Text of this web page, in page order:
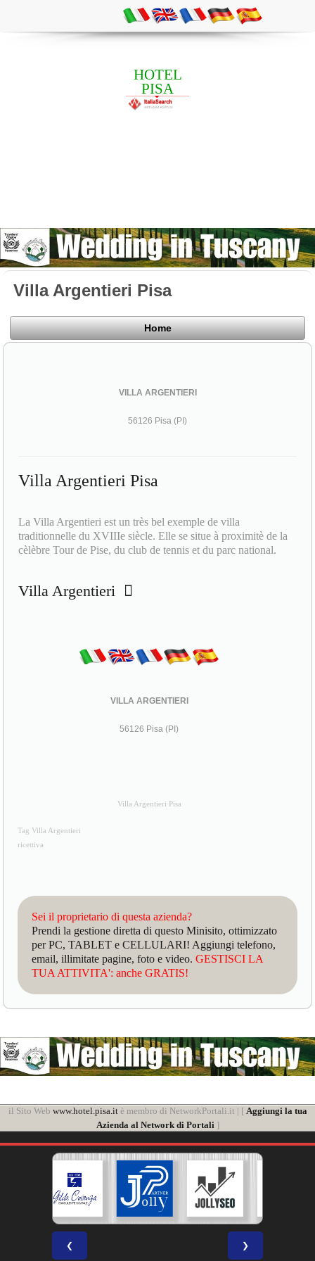
HOTEL
PISA
Villa Argentieri Pisa
Home
VILLA ARGENTIERI
56126 Pisa (PI)
Villa Argentieri Pisa
La Villa Argentieri est un très bel exemple de villa
traditionnelle du XVIIIe siècle. Elle se situe à proximitè de la
cèlèbre Tour de Pise, du club de tennis et du parc national.
Villa Argentieri
VILLA ARGENTIERI
56126 Pisa (PI)
Villa Argentieri Pisa
Tag Villa Argentieri
ricettiva
Sei il proprietario di questa azienda?
Prendi la gestione diretta di questo Minisito, ottimizzato
per PC, TABLET e CELLULARI! Aggiungi telefono,
email, illimitate pagine, foto e video.GESTISCI LA
TUA ATTIVITA': anche GRATIS!
il Sito Web www.hotel.pisa.itè membro di NetworkPortali.it | [ Aggiungi la tua
Azienda al Network di Portali]
❮ ❯